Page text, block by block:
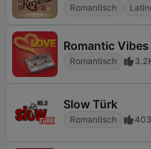
Romantisch
Romantic Vibes
Romantisch
Slow Türk
Romantisch 403